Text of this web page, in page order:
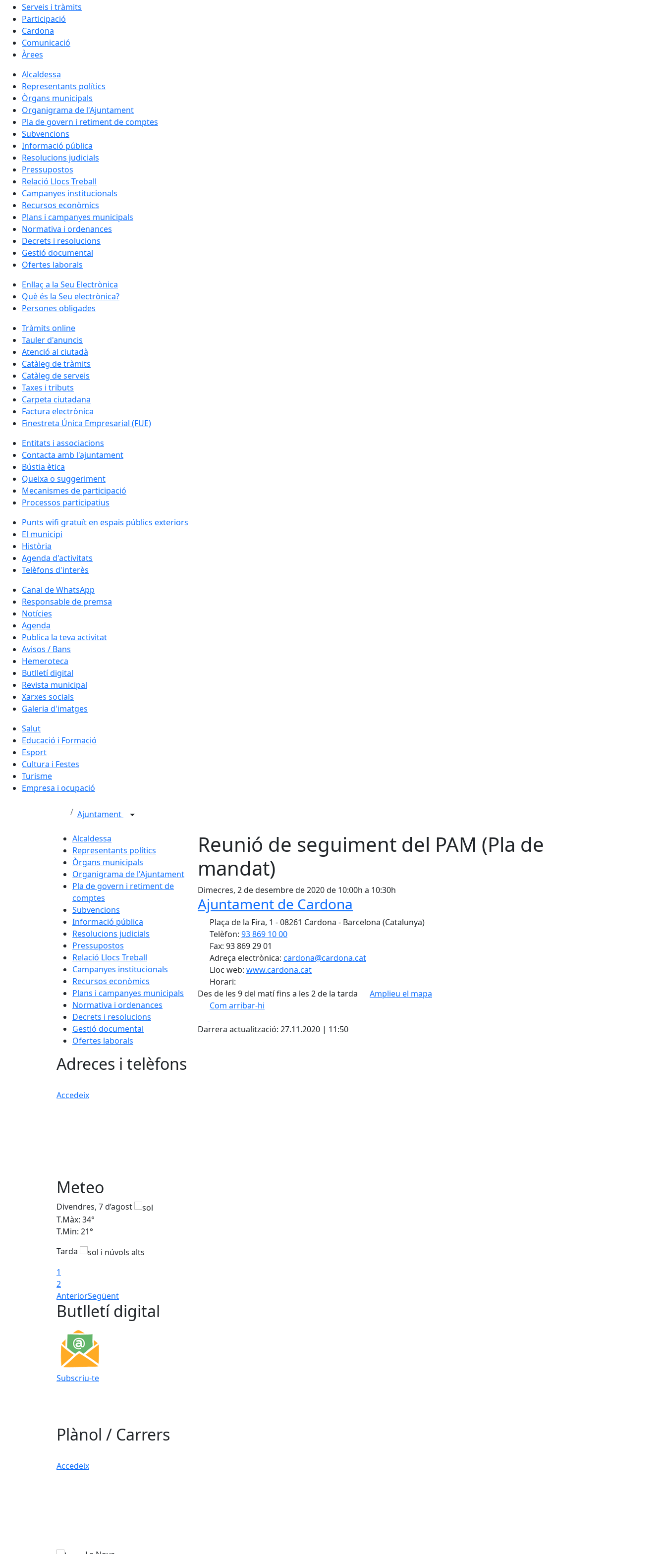
Serveis i tràmits
Participació
Cardona
Comunicació
Àrees
Alcaldessa
Representants polítics
Òrgans municipals
Organigrama de l'Ajuntament
Pla de govern i retiment de comptes
Subvencions
Informació pública
Resolucions judicials
Pressupostos
Relació Llocs Treball
Campanyes institucionals
Recursos econòmics
Plans i campanyes municipals
Normativa i ordenances
Decrets i resolucions
Gestió documental
Ofertes laborals
Enllaç a la Seu Electrònica
Què és la Seu electrònica?
Persones obligades
Tràmits online
Tauler d'anuncis
Atenció al ciutadà
Catàleg de tràmits
Catàleg de serveis
Taxes i tributs
Carpeta ciutadana
Factura electrònica
Finestreta Única Empresarial (FUE)
Entitats i associacions
Contacta amb l'ajuntament
Bústia ètica
Queixa o suggeriment
Mecanismes de participació
Processos participatius
Punts wifi gratuït en espais públics exteriors
El municipi
Història
Agenda d'activitats
Telèfons d'interès
Canal de WhatsApp
Responsable de premsa
Notícies
Agenda
Publica la teva activitat
Avisos / Bans
Hemeroteca
Butlletí digital
Revista municipal
Xarxes socials
Galeria d'imatges
Salut
Educació i Formació
Esport
Cultura i Festes
Turisme
Empresa i ocupació
Ajuntament
Alcaldessa
Representants polítics
Òrgans municipals
Organigrama de l'Ajuntament
Pla de govern i retiment de
comptes
Subvencions
Informació pública
Resolucions judicials
Pressupostos
Relació Llocs Treball
Campanyes institucionals
Recursos econòmics
Plans i campanyes municipals
Normativa i ordenances
Decrets i resolucions
Gestió documental
Ofertes laborals
Reunió de seguiment del PAM (Pla de
mandat)
Dimecres, 2 de desembre de 2020 de 10:00h a 10:30h
Ajuntament de Cardona
Plaça de la Fira, 1 - 08261 Cardona - Barcelona (Catalunya)
Telèfon: 93 869 10 00
Fax: 93 869 29 01
Adreça electrònica: cardona@cardona.cat
Lloc web: www.cardona.cat
Horari:
Des de les 9 del matí fins a les 2 de la tarda
Amplieu el mapa
Com arribar-hi
+
Darrera actualització: 27.11.2020 | 11:50
Adreces i telèfons
Accedeix
Meteo
Divendres, 7 d’agost
T.Màx: 34°
T.Min: 21°
Tarda
1
2
AnteriorSegüent
Butlletí digital
Subscriu-te
Plànol / Carrers
Accedeix